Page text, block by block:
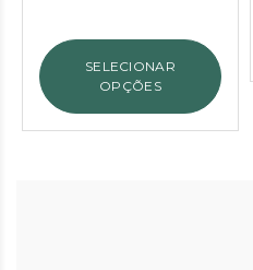
€131.50.
é:
€65.00.
SELECIONAR
OPÇÕES